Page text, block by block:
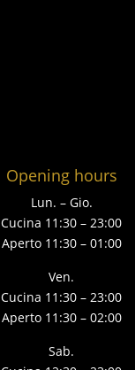
Opening hours
Lun. – Gio.
Cucina 11:30 – 23:00
Aperto 11:30 – 01:00
Ven.
Cucina 11:30 – 23:00
Aperto 11:30 – 02:00
Sab.